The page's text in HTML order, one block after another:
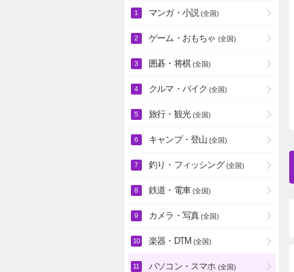
マンガ・小説 (全国)
ゲーム・おもちゃ (全国)
囲碁・将棋 (全国)
クルマ・バイク (全国)
旅行・観光 (全国)
キャンプ・登山 (全国)
釣り・フィッシング (全国)
鉄道・電車 (全国)
カメラ・写真 (全国)
楽器・DTM (全国)
パソコン・スマホ (全国)